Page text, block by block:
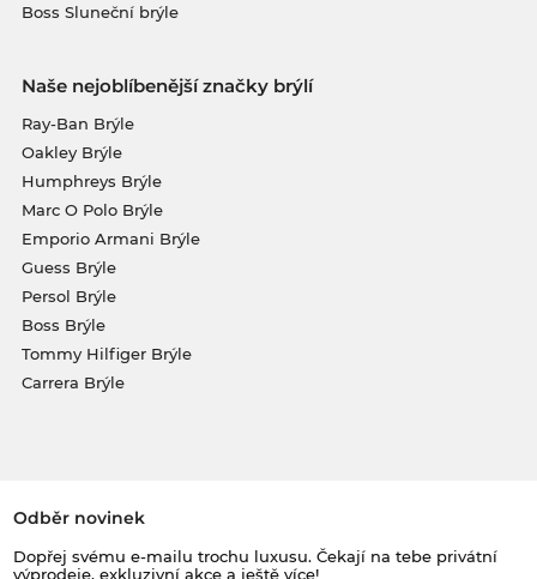
Boss Sluneční brýle
Naše nejoblíbenější značky brýlí
Ray-Ban Brýle
Oakley Brýle
Humphreys Brýle
Marc O Polo Brýle
Emporio Armani Brýle
Guess Brýle
Persol Brýle
Boss Brýle
Tommy Hilfiger Brýle
Carrera Brýle
Odběr novinek
Dopřej svému e-mailu trochu luxusu. Čekají na tebe privátní
výprodeje, exkluzivní akce a ještě více!